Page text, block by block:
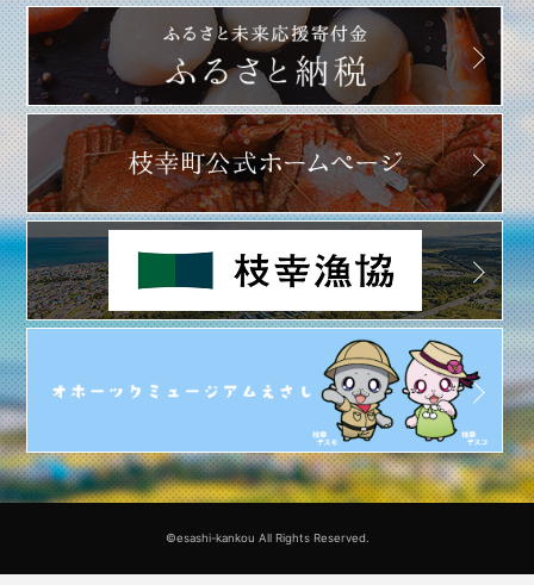
©esashi-kankou All Rights Reserved.